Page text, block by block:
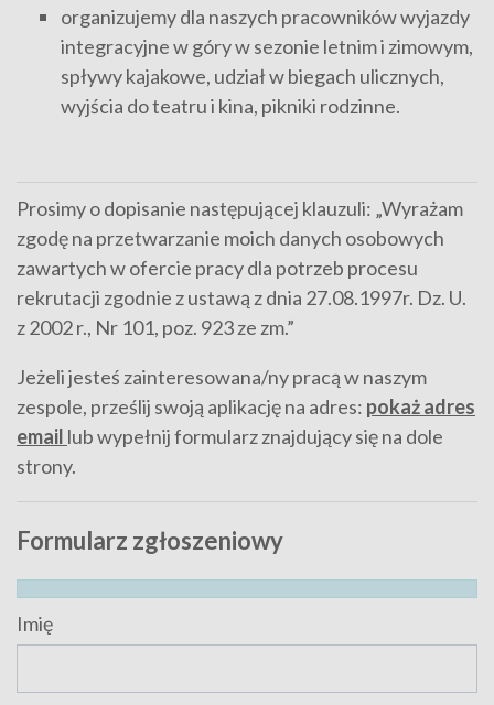
organizujemy dla naszych pracowników wyjazdy
integracyjne w góry w sezonie letnim i zimowym,
spływy kajakowe, udział w biegach ulicznych,
wyjścia do teatru i kina, pikniki rodzinne.
Prosimy o dopisanie następującej klauzuli: „Wyrażam
zgodę na przetwarzanie moich danych osobowych
zawartych w ofercie pracy dla potrzeb procesu
rekrutacji zgodnie z ustawą z dnia 27.08.1997r. Dz. U.
z 2002 r., Nr 101, poz. 923 ze zm.”
Jeżeli jesteś zainteresowana/ny pracą w naszym
zespole, prześlij swoją aplikację na adres: pokaż adres
email lub wypełnij formularz znajdujący się na dole
strony.
Formularz zgłoszeniowy
Imię